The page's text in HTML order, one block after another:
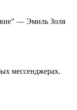
— Эмиль Золя
мессенджерах.